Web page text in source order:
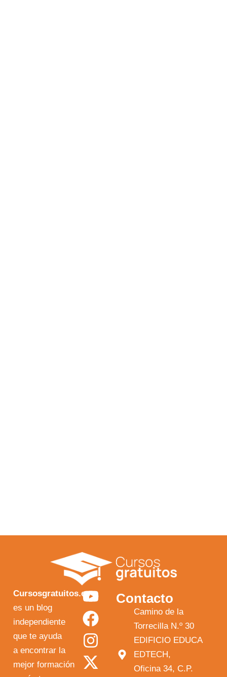
Cursosgratuitos.es
es un blog
independiente
que te ayuda
a encontrar la
mejor formación
Y
o
u
t
u
F
a
c
e
b
I
n
s
t
a
X
-
t
w
i
Contacto
Camino de la
Torrecilla N.º 30
EDIFICIO EDUCA
EDTECH,
Oficina 34, C.P.